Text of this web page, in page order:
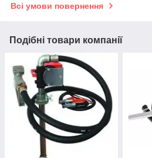
Всі умови повернення
Подібні товари компанії